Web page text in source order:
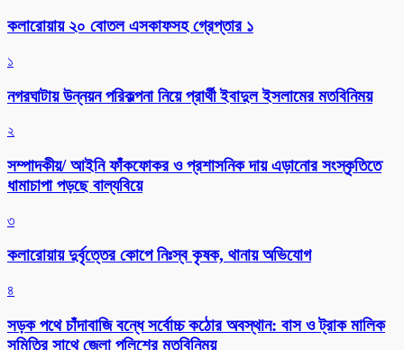
কলারোয়ায় ২০ বোতল এসকাফসহ গ্রেপ্তার ১
১
নগরঘাটায় উন্নয়ন পরিকল্পনা নিয়ে প্রার্থী ইবাদুল ইসলামের মতবিনিময়
২
সম্পাদকীয়/ আইনি ফাঁকফোকর ও প্রশাসনিক দায় এড়ানোর সংস্কৃতিতে
ধামাচাপা পড়ছে বাল্যবিয়ে
৩
কলারোয়ায় দুর্বৃত্তের কোপে নিঃস্ব কৃষক, থানায় অভিযোগ
৪
সড়ক পথে চাঁদাবাজি বন্ধে সর্বোচ্চ কঠোর অবস্থান: বাস ও ট্রাক মালিক
সমিতির সাথে জেলা পুলিশের মতবিনিময়